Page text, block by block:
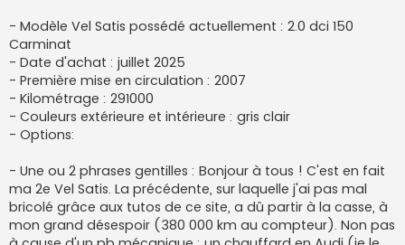
- Modèle Vel Satis possédé actuellement : 2.0 dci 150
Carminat
- Date d'achat : juillet 2025
- Première mise en circulation : 2007
- Kilométrage : 291000
- Couleurs extérieure et intérieure : gris clair
- Options:
- Une ou 2 phrases gentilles : Bonjour à tous ! C'est en fait
ma 2e Vel Satis. La précédente, sur laquelle j'ai pas mal
bricolé grâce aux tutos de ce site, a dû partir à la casse, à
mon grand désespoir (380 000 km au compteur). Non pas